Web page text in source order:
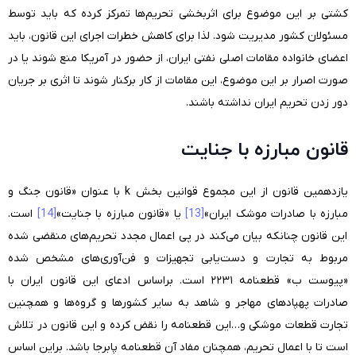
کشتی بر این موضوع برای اثربخشی تحریم‌ها تمرکز کرده که باید توسط
مسئولان کشور مدیریت شود. لذا برای کاهش خطرات اجرای این قانون، باید
اعضای خانواده مقامات اصلی نفتی ایران، از حضور در آمریکا منع شوند یا در
صورت اصرار بر این موضوع، این مقامات از کار برکنار شوند تا اثری بر جریان
دور زدن تحریم ایران نداشته باشند.
قانون مبارزه با جنایت
یازدهمین قانون از این مجموع قوانین بخش k با عنوان «قانون جنگ و
مبارزه با صادرات موشک ایران»[13] یا «قانون مبارزه با جنایت»[14]
است.
این قانون چنانکه بیان می‌کند در پی اعمال مجدد تحریم‌های منقضی شده
مربوط به تجارت و دست‌یابی تجهیزات و فن‌آوری‌های مشخص شده
«پیوست ب» قطعنامه ۲۲۳۱ است. براساس ادعای این قانون ایران با
صادرات پهپادهای مهاجر و شاهد به سایر کشورها و گروه‌ها و همچنین
تجارت قطعات موشکی و…این قطعنامه را نقض کرده و این قانون در تلاش
است تا با اعمال تحریم، همچنان مفاد آن قطعنامه پابرجا باشد. براین اساس